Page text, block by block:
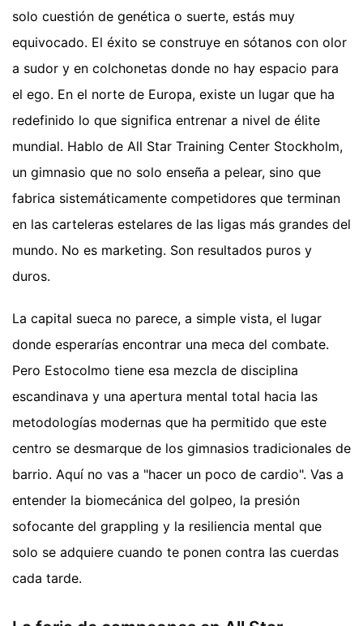
solo cuestión de genética o suerte, estás muy
equivocado. El éxito se construye en sótanos con olor
a sudor y en colchonetas donde no hay espacio para
el ego. En el norte de Europa, existe un lugar que ha
redefinido lo que significa entrenar a nivel de élite
mundial. Hablo de All Star Training Center Stockholm,
un gimnasio que no solo enseña a pelear, sino que
fabrica sistemáticamente competidores que terminan
en las carteleras estelares de las ligas más grandes del
mundo. No es marketing. Son resultados puros y
duros.
La capital sueca no parece, a simple vista, el lugar
donde esperarías encontrar una meca del combate.
Pero Estocolmo tiene esa mezcla de disciplina
escandinava y una apertura mental total hacia las
metodologías modernas que ha permitido que este
centro se desmarque de los gimnasios tradicionales de
barrio. Aquí no vas a "hacer un poco de cardio". Vas a
entender la biomecánica del golpeo, la presión
sofocante del grappling y la resiliencia mental que
solo se adquiere cuando te ponen contra las cuerdas
cada tarde.